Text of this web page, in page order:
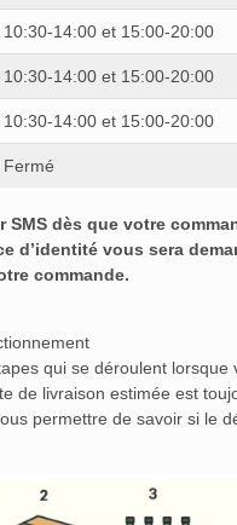
10:30-14:00 et 15:00-20:00
10:30-14:00 et 15:00-20:00
10:30-14:00 et 15:00-20:00
Fermé
SMS dès que votre
d’identité vous sera
commande.
qui se déroulent lorsque
de livraison estimée est
permettre de savoir si le